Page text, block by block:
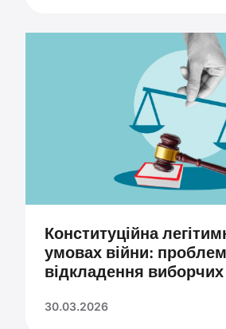
Конституційна
умовах війни:
відкладення
30.03.2026